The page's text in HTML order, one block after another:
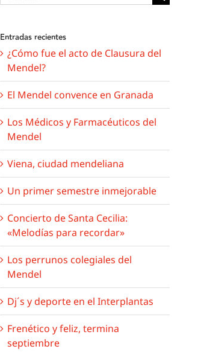
Entradas recientes
¿Cómo fue el acto de Clausura del
Mendel?
El Mendel convence en Granada
Los Médicos y Farmacéuticos del
Mendel
Viena, ciudad mendeliana
Un primer semestre inmejorable
Concierto de Santa Cecilia:
«Melodías para recordar»
Los perrunos colegiales del
Mendel
Dj´s y deporte en el Interplantas
Frenético y feliz, termina
septiembre